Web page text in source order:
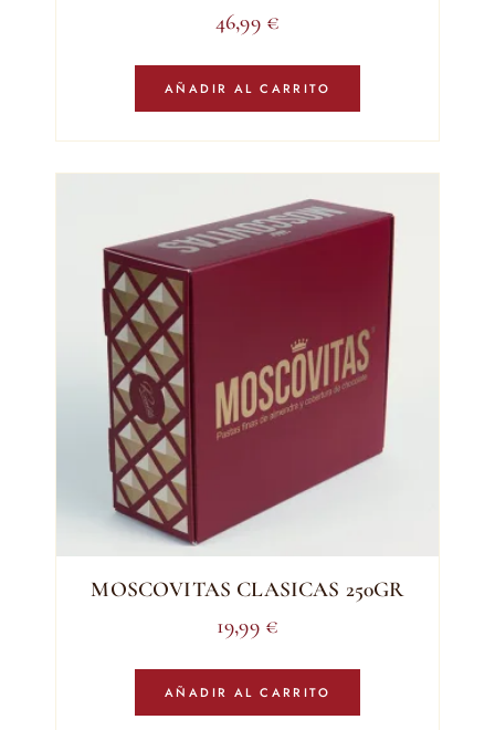
46,99 €
AÑADIR AL CARRITO
MOSCOVITAS CLASICAS 250GR
19,99 €
AÑADIR AL CARRITO